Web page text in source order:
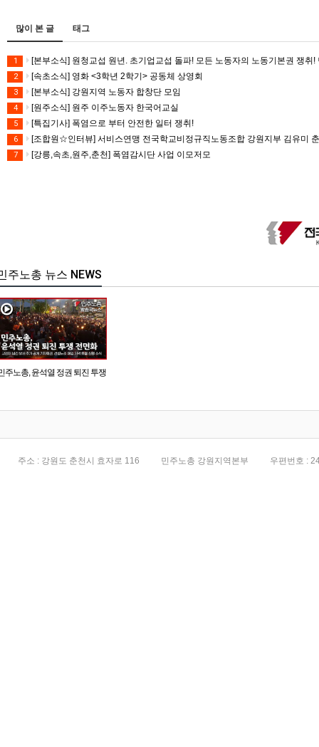
많이 본 글 태그
1 [본부소식] 원청교섭 원년. 초기업교섭 돌파! 모든 노동자의 노동기본권 쟁취
2 [속초소식] 영화 <3학년 2학기> 공동체 상영회
3 [본부소식] 강원지역 노동자 합창단 모임
4 [원주소식] 원주 이주노동자 한국어교실
5 [특집기사] 폭염으로 부터 안전한 일터 쟁취!
6 [조합원☆인터뷰] 서비스연맹 전국학교비정규직노동조합 강원지부 김유미
7 [강릉,속초,원주,춘천] 폭염감시단 사업 이모저모
주노총 뉴스 NEWS
주노총, 윤석열 정권 퇴진 투쟁
주소 : 강원도 춘천시 효자로 116 민주노총 강원지역본부 우편번호 :